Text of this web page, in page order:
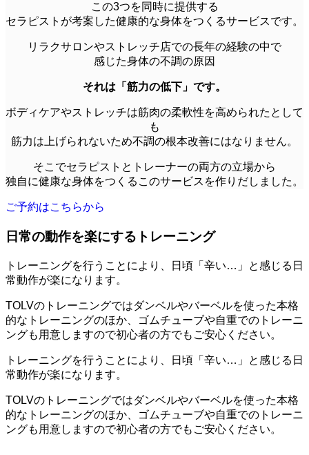
この3つを同時に提供する
セラピストが考案した健康的な身体をつくるサービスです。
リラクサロンやストレッチ店での長年の経験の中で
感じた身体の不調の原因
それは「筋力の低下」です。
ボディケアやストレッチは筋肉の柔軟性を高められたとして
も
筋力は上げられないため不調の根本改善にはなりません。
そこでセラピストとトレーナーの両方の立場から
独自に健康な身体をつくるこのサービスを作りだしました。
ご予約はこちらから
日常の動作を楽にするトレーニング
トレーニングを行うことにより、日頃「辛い…」と感じる日
常動作が楽になります。
TOLVのトレーニングではダンベルやバーベルを使った本格
的なトレーニングのほか、ゴムチューブや自重でのトレーニ
ングも用意しますので初心者の方でもご安心ください。
トレーニングを行うことにより、日頃「辛い…」と感じる日
常動作が楽になります。
TOLVのトレーニングではダンベルやバーベルを使った本格
的なトレーニングのほか、ゴムチューブや自重でのトレーニ
ングも用意しますので初心者の方でもご安心ください。